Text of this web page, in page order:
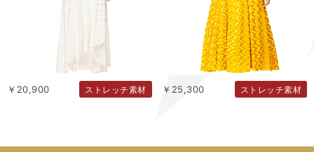
￥20,900 ストレッチ素材 ￥25,300 ストレッチ素材